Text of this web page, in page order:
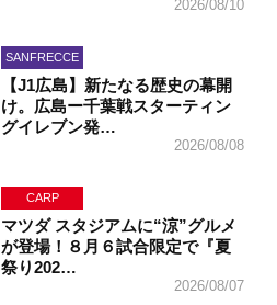
2026/08/10
SANFRECCE
【J1広島】新たなる歴史の幕開
け。広島ー千葉戦スターティン
グイレブン発…
2026/08/08
CARP
マツダ スタジアムに“涼”グルメ
が登場！８月６試合限定で『夏
祭り202…
2026/08/07